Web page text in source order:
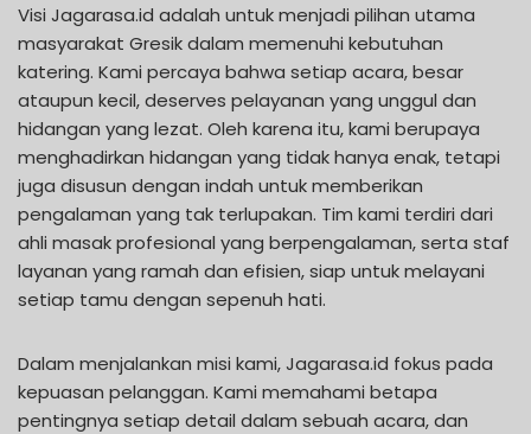
Visi Jagarasa.id adalah untuk menjadi pilihan utama
masyarakat Gresik dalam memenuhi kebutuhan
katering. Kami percaya bahwa setiap acara, besar
ataupun kecil, deserves pelayanan yang unggul dan
hidangan yang lezat. Oleh karena itu, kami berupaya
menghadirkan hidangan yang tidak hanya enak, tetapi
juga disusun dengan indah untuk memberikan
pengalaman yang tak terlupakan. Tim kami terdiri dari
ahli masak profesional yang berpengalaman, serta staf
layanan yang ramah dan efisien, siap untuk melayani
setiap tamu dengan sepenuh hati.
Dalam menjalankan misi kami, Jagarasa.id fokus pada
kepuasan pelanggan. Kami memahami betapa
pentingnya setiap detail dalam sebuah acara, dan